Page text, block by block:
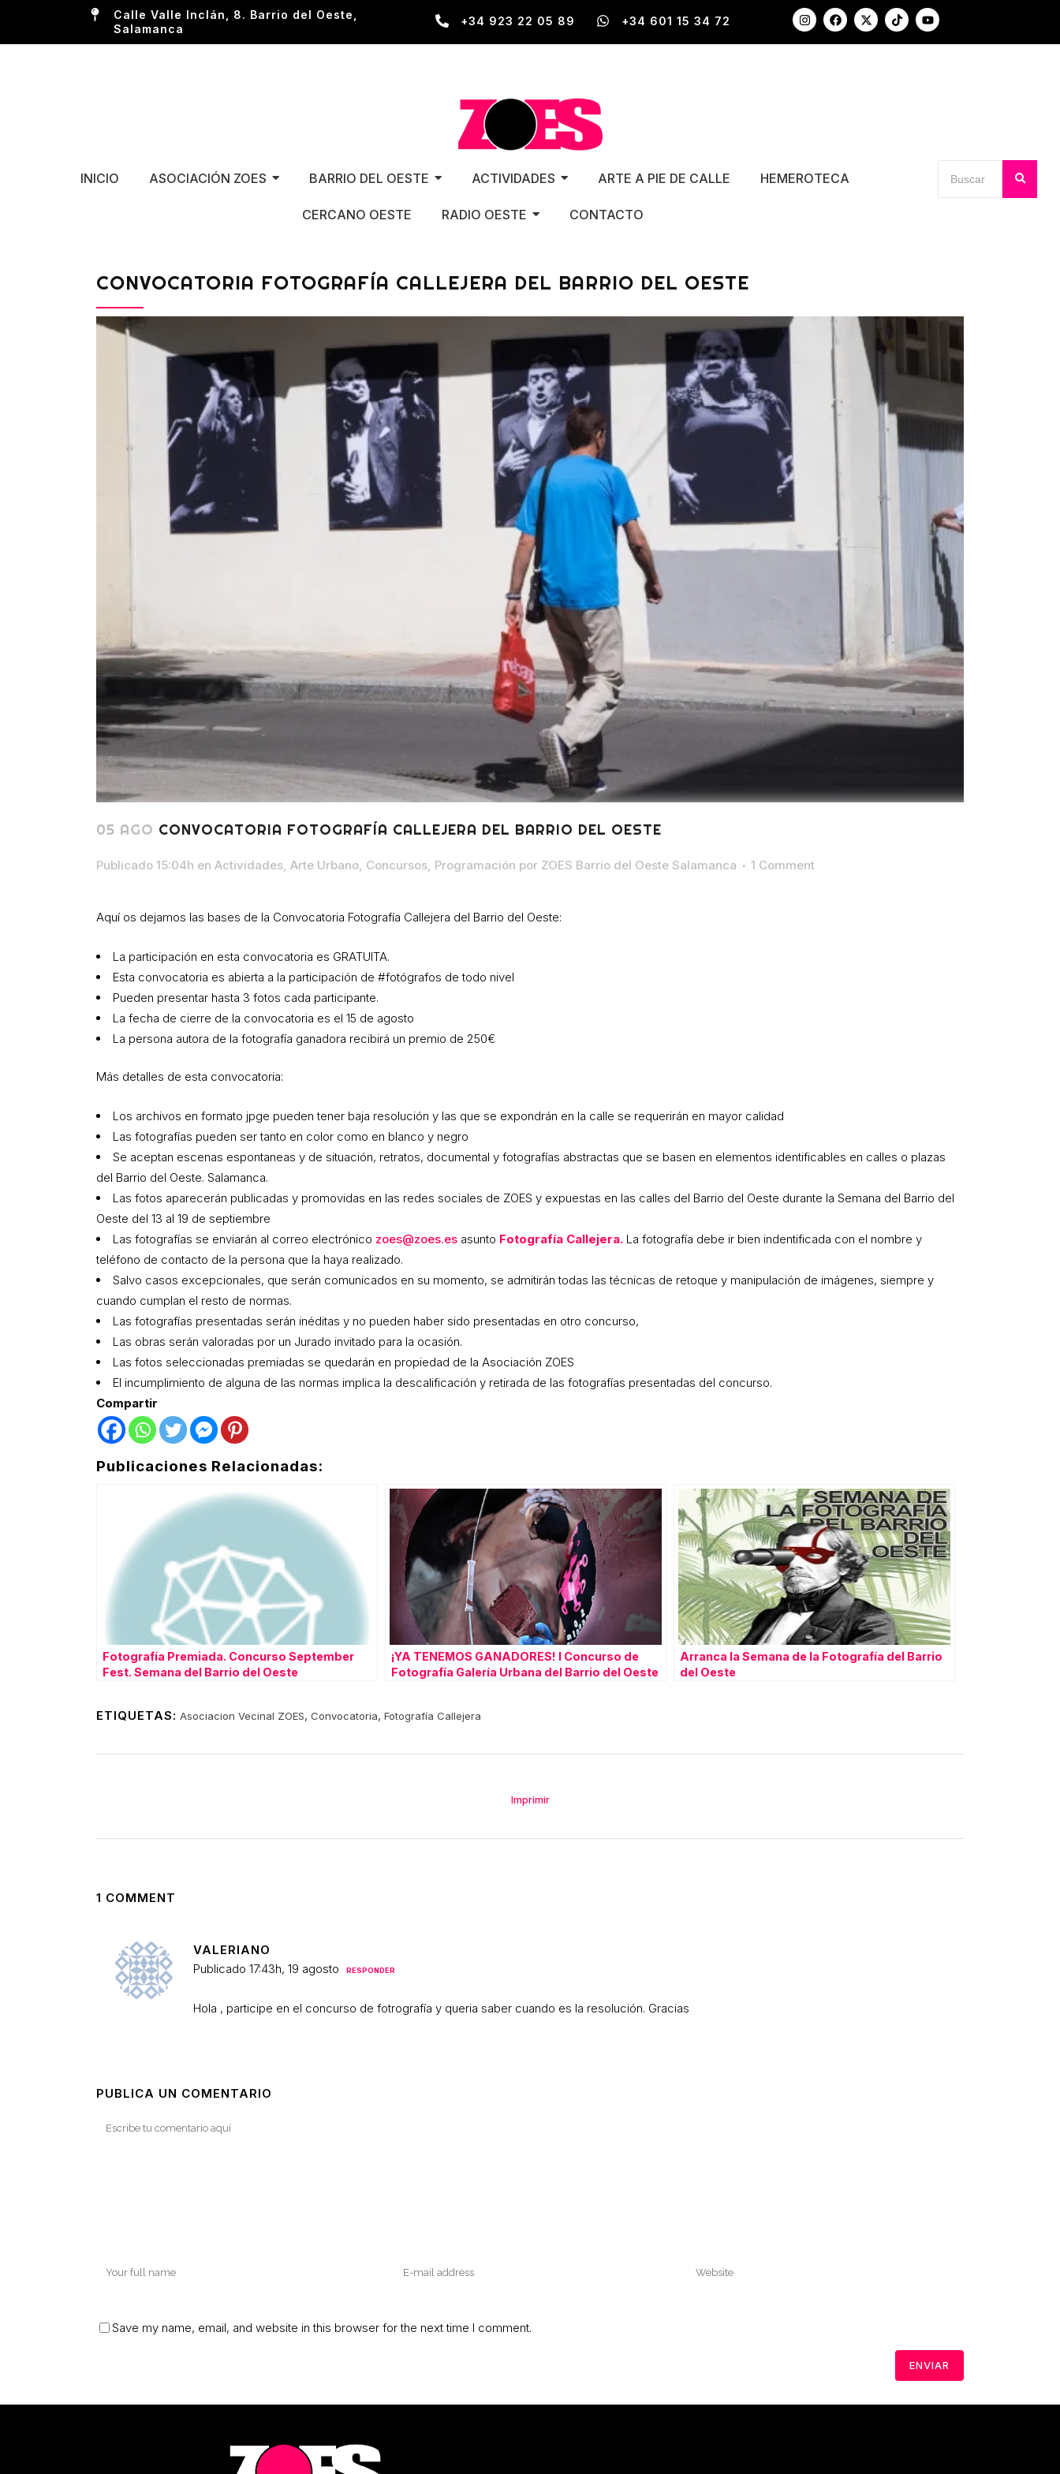
Calle Valle Inclán, 8. Barrio del Oeste,
Salamanca
+34 923 22 05 89 +34 601 15 34 72
INICIO ASOCIACIÓN ZOES BARRIO DEL OESTE ACTIVIDADES ARTE A PIE DE CALLE HEMEROTECA
CERCANO OESTE RADIO OESTE CONTACTO
CONVOCATORIA FOTOGRAFÍA CALLEJERA DEL BARRIO DEL OESTE
05 AGO CONVOCATORIA FOTOGRAFÍA CALLEJERA DEL BARRIO DEL OESTE
Publicado 15:04h en Actividades Arte Urbano Concursos Programación por ZOES Barrio del Oeste Salamanca 1 Comment
Aquí os dejamos las bases de la Convocatoria Fotografía Callejera del Barrio del Oeste:
La participación en esta convocatoria es GRATUITA.
Esta convocatoria es abierta a la participación de #fotógrafos de todo nivel
Pueden presentar hasta 3 fotos cada participante.
La fecha de cierre de la convocatoria es el 15 de agosto
La persona autora de la fotografía ganadora recibirá un premio de 250€
Más detalles de esta convocatoria:
Los archivos en formato jpge pueden tener baja resolución y las que se expondrán en la calle se requerirán en mayor calidad
Las fotografías pueden ser tanto en color como en blanco y negro
Se aceptan escenas espontaneas y de situación, retratos, documental y fotografías abstractas que se basen en elementos identificables en calles o plazas
del Barrio del Oeste. Salamanca.
Las fotos aparecerán publicadas y promovidas en las redes sociales de ZOES y expuestas en las calles del Barrio del Oeste durante la Semana del Barrio del
Oeste del 13 al 19 de septiembre
Las fotografías se enviarán al correo electrónico zoes@zoes.es asunto Fotografía Callejera. La fotografía debe ir bien indentificada con el nombre y
teléfono de contacto de la persona que la haya realizado.
Salvo casos excepcionales, que serán comunicados en su momento, se admitirán todas las técnicas de retoque y manipulación de imágenes, siempre y
cuando cumplan el resto de normas.
Las fotografías presentadas serán inéditas y no pueden haber sido presentadas en otro concurso,
Las obras serán valoradas por un Jurado invitado para la ocasión.
Las fotos seleccionadas premiadas se quedarán en propiedad de la Asociación ZOES
El incumplimiento de alguna de las normas implica la descalificación y retirada de las fotografías presentadas del concurso.
Compartir
Publicaciones Relacionadas:
Fotografía Premiada. Concurso September
Fest. Semana del Barrio del Oeste
¡YA TENEMOS GANADORES! I Concurso de
Fotografía Galería Urbana del Barrio del Oeste
Arranca la Semana de la Fotografía del Barrio
del Oeste
ETIQUETAS: Asociacion Vecinal ZOES, Convocatoria, Fotografía Callejera
Imprimir
1 COMMENT
VALERIANO
Publicado 17:43h, 19 agosto
RESPONDER
Hola , participe en el concurso de fotrografía y queria saber cuando es la resolución. Gracias
PUBLICA UN COMENTARIO
Save my name, email, and website in this browser for the next time I comment.